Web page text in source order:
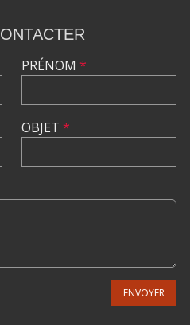
PRÉNOM *
OBJET *
ENVOYER